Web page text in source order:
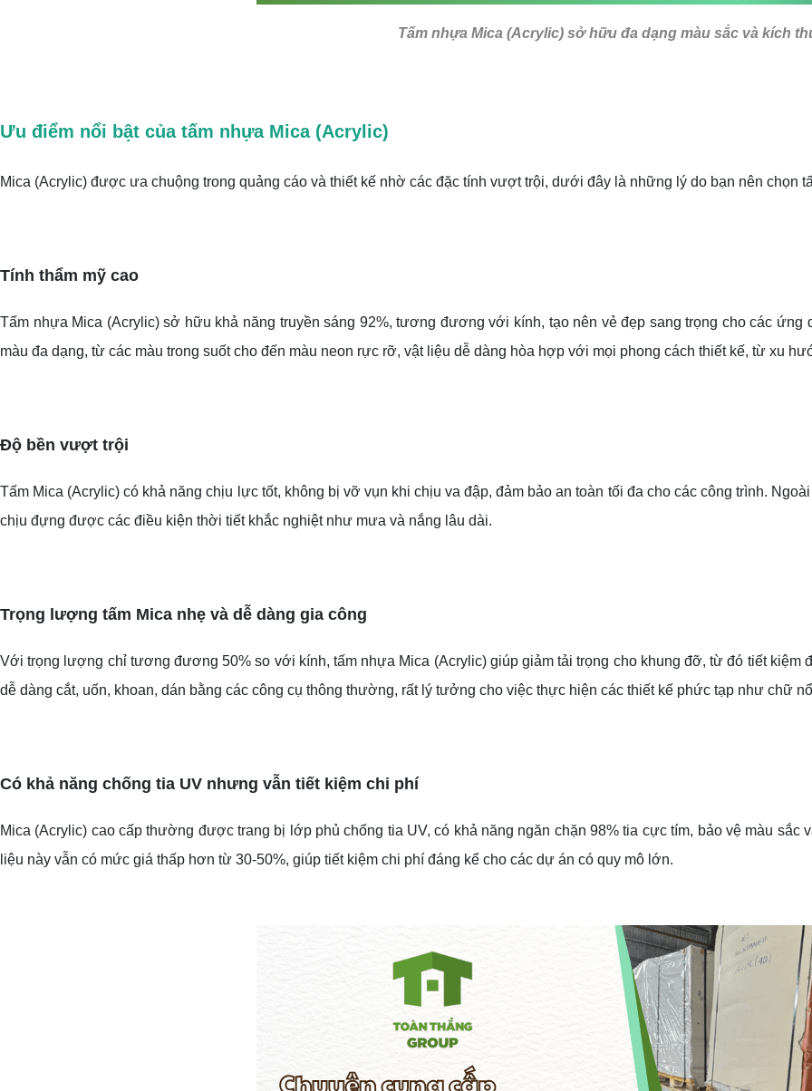
Tấm nhựa Mica (Acrylic) sở hữu đa dạng màu sắc và kích
Ưu điểm nổi bật của tấm nhựa Mica (Acrylic)
Mica (Acrylic) được ưa chuộng trong quảng cáo và thiết kế nhờ các đặc tính vượt trội, dưới đây là những lý do bạn nên chọn
Tính thẩm mỹ cao
Tấm nhựa Mica (Acrylic) sở hữu khả năng truyền sáng 92%, tương đương với kính, tạo nên vẻ đẹp sang trọng cho các
màu đa dạng, từ các màu trong suốt cho đến màu neon rực rỡ, vật liệu dễ dàng hòa hợp với mọi phong cách thiết kế, từ xu
Độ bền vượt trội
Tấm Mica (Acrylic) có khả năng chịu lực tốt, không bị vỡ vụn khi chịu va đập, đảm bảo an toàn tối đa cho các công trình. Ngoài
chịu đựng được các điều kiện thời tiết khắc nghiệt như mưa và nắng lâu dài.
Trọng lượng tấm Mica nhẹ và dễ dàng gia công
Với trọng lượng chỉ tương đương 50% so với kính, tấm nhựa Mica (Acrylic) giúp giảm tải trọng cho khung đỡ, từ đó tiết kiệm
dễ dàng cắt, uốn, khoan, dán bằng các công cụ thông thường, rất lý tưởng cho việc thực hiện các thiết kế phức tạp như chữ
Có khả năng chống tia UV nhưng vẫn tiết kiệm chi phí
Mica (Acrylic) cao cấp thường được trang bị lớp phủ chống tia UV, có khả năng ngăn chặn 98% tia cực tím, bảo vệ màu sắc
liệu này vẫn có mức giá thấp hơn từ 30-50%, giúp tiết kiệm chi phí đáng kể cho các dự án có quy mô lớn.